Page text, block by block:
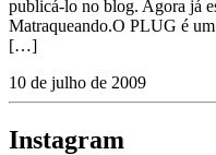
publicá-lo no blog. Agora já
Matraqueando.O PLUG é
[…]
10 de julho de 2009
Instagram